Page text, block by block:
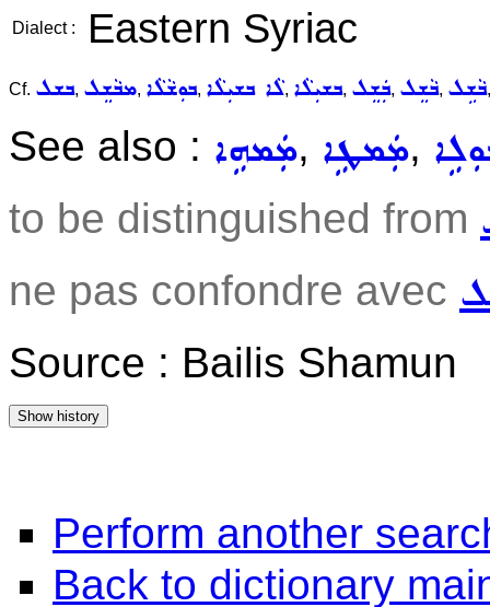
Dialect : Eastern Syriac
Cf. ܒܫܠ, ܡܒܵܫܸܠ, ܒܘܼܫܵܠܵܐ, ܠܵܐ ܒܫܝܼܠܵܐ, ܒܫܝܼܠܵܐ, ܒܲܫܸܠ, ܒܵܫܸܠ, ܒܵܫܹܠ
See also : ܡܲܡܗܹܐ, ܡܲܡܛܹܐ,
to be distinguished from
ne pas confondre avec
Source : Bailis Shamun
Perform another
Back to dictionary